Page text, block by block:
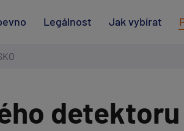
Legálnost Jak vybírat